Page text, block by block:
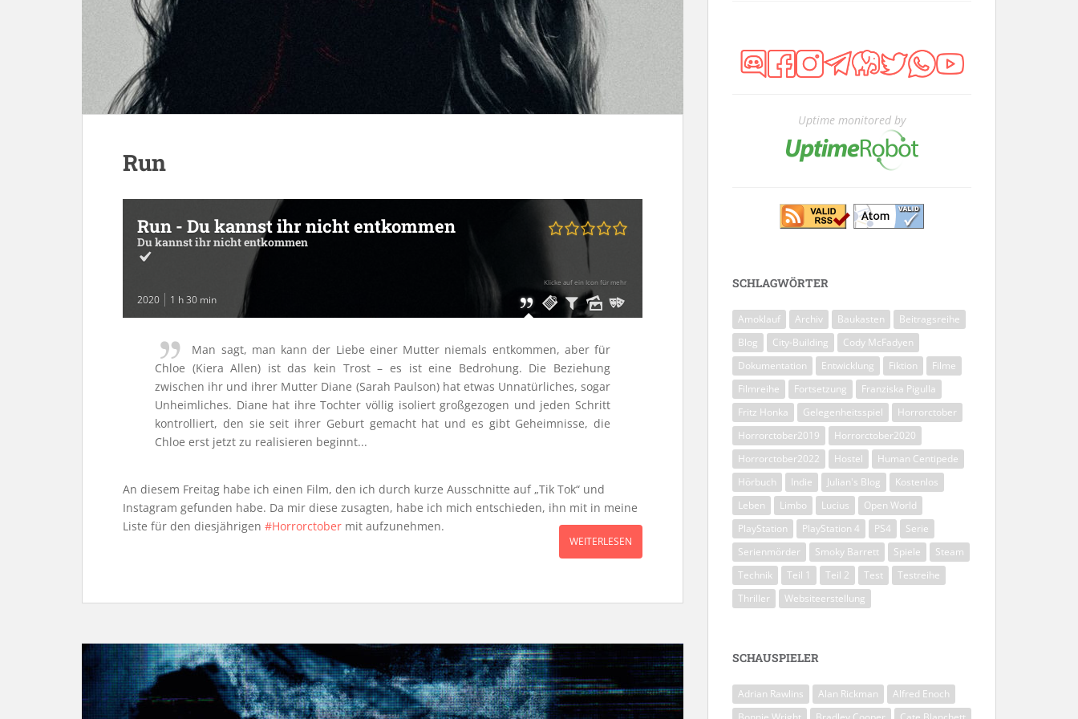
Run
Run - Du kannst ihr nicht entkommen
Du kannst ihr nicht entkommen
2020 1 h 30 min
Klicke auf ein Icon für mehr
Man sagt, man kann der Liebe einer Mutter niemals entkommen, aber für
Chloe (Kiera Allen) ist das kein Trost – es ist eine Bedrohung. Die Beziehung
zwischen ihr und ihrer Mutter Diane (Sarah Paulson) hat etwas Unnatürliches, sogar
Unheimliches. Diane hat ihre Tochter völlig isoliert großgezogen und jeden Schritt
kontrolliert, den sie seit ihrer Geburt gemacht hat und es gibt Geheimnisse, die
Chloe erst jetzt zu realisieren beginnt...
An diesem Freitag habe ich einen Film, den ich durch kurze Ausschnitte auf „Tik Tok“ und
Instagram gefunden habe. Da mir diese zusagten, habe ich mich entschieden, ihn mit in meine
Liste für den diesjährigen #Horrorctober mit aufzunehmen.
WEITERLESEN
Uptime monitored by
SCHLAGWÖRTER
Amoklauf Archiv Baukasten
Beitragsreihe
Blog
City-Building
Cody McFadyen
Dokumentation
Entwicklung Fiktion
Filme
Filmreihe
Fortsetzung
Franziska Pigulla
Fritz Honka
Gelegenheitsspiel
Horrorctober
Horrorctober2019
Horrorctober2020
Horrorctober2022
Hostel
Human Centipede
Hörbuch
Indie Julian's Blog
Kostenlos
Leben
Limbo Lucius
Open World
PlayStation
PlayStation 4 PS4
Serie
Serienmörder
Smoky Barrett Spiele
Steam
Technik
Teil 1 Teil 2 Test
Testreihe
Thriller
Websiteerstellung
SCHAUSPIELER
Adrian Rawlins Alan Rickman
Alfred Enoch